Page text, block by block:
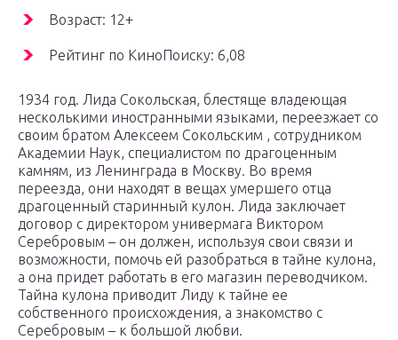
Возраст: 12+
Рейтинг по КиноПоиску: 6,08
1934 год. Лида Сокольская, блестяще владеющая
несколькими иностранными языками, переезжает со
своим братом Алексеем Сокольским , сотрудником
Академии Наук, специалистом по драгоценным
камням, из Ленинграда в Москву. Во время
переезда, они находят в вещах умершего отца
драгоценный старинный кулон. Лида заключает
договор с директором универмага Виктором
Серебровым – он должен, используя свои связи и
возможности, помочь ей разобраться в тайне кулона,
а она придет работать в его магазин переводчиком.
Тайна кулона приводит Лиду к тайне ее
собственного происхождения, а знакомство с
Серебровым – к большой любви.